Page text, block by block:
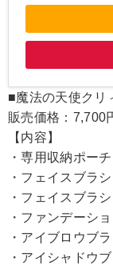
■魔法の天使クリ
販売価格：7,700
【内容】
・専用収納ポーチ
・フェイスブラ
・フェイスブラシ
・ファンデーシ
・アイブロウブ
・アイシャドウ